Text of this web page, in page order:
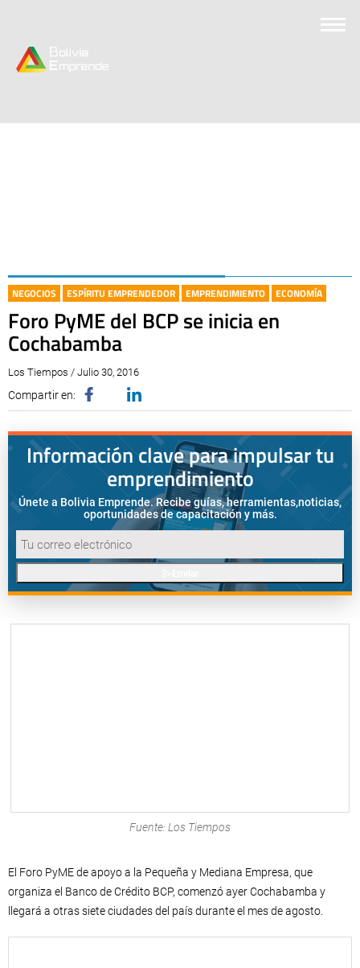
NEGOCIOS ESPÍRITU EMPRENDEDOR EMPRENDIMIENTO ECONOMÍA
Foro PyME del BCP se inicia en
Cochabamba
Los Tiempos / Julio 30, 2016
Compartir en:
Información clave para impulsar tu
emprendimiento
Únete a Bolivia Emprende. Recibe guías, herramientas,noticias,
oportunidades de capacitación y más.
Fuente: Los Tiempos
El Foro PyME de apoyo a la Pequeña y Mediana Empresa, que
organiza el Banco de Crédito BCP, comenzó ayer Cochabamba y
llegará a otras siete ciudades del país durante el mes de agosto.